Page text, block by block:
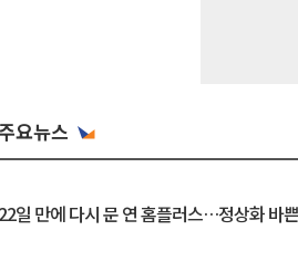
주요뉴스
22일 만에 다시 문 연 홈플러스…정상화 바